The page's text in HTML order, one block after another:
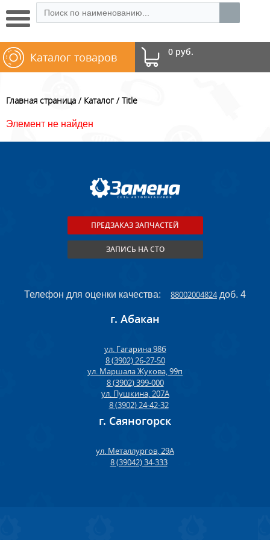
0 руб.
Каталог товаров
Главная страница Каталог Title
Элемент не найден
ПРЕДЗАКАЗ ЗАПЧАСТЕЙ
ЗАПИСЬ НА СТО
Телефон для оценки качества: 88002004824доб. 4
г. Абакан
ул. Гагарина 98б
8 (3902) 26-27-50
ул. Маршала Жукова, 99п
8 (3902) 399-000
ул. Пушкина, 207А
8 (3902) 24-42-32
г. Саяногорск
ул. Металлургов, 29А
8 (39042) 34-333